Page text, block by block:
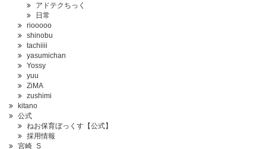
アドテクちっく
日常
riooooo
shinobu
tachiiii
yasumichan
Yossy
yuu
ZiMA
zushimi
kitano
公式
ねお保育ぼっくす【公式】
採用情報
宮崎_S